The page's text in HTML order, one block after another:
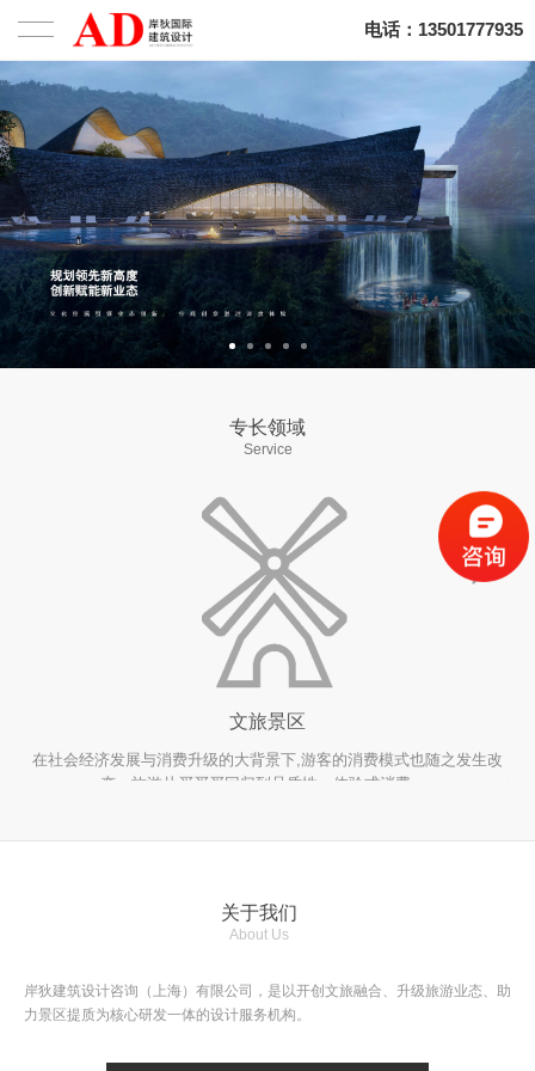
电话：13501777935
专长领域
Service
文旅景区
在社会经济发展与消费升级的大背景下,游客的消费模式也随之发生改
变。旅游从买买买回归到品质性、体验式消费. ...
关于我们
About Us
岸狄建筑设计咨询（上海）有限公司，是以开创文旅融合、升级旅游业态、助
力景区提质为核心研发一体的设计服务机构。
首页
专长领域
公司介绍
关于我们
业务体系
项目